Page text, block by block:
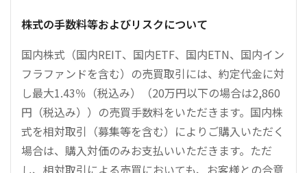
株式の手数料等およびリスクについて
国内株式（国内REIT、国内ETF、国内ETN、国内イン
フラファンドを含む）の売買取引には、約定代金に対
し最大1.43％（税込み）（20万円以下の場合は2,860
円（税込み））の売買手数料をいただきます。国内株
式を相対取引（募集等を含む）によりご購入いただく
場合は、購入対価のみお支払いいただきます。ただ
し、相対取引による売買においても、お客様との合意